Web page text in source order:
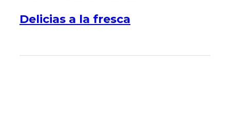
Delicias a la fresca